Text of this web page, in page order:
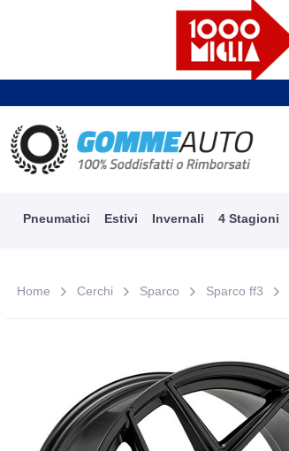
Pneumatici Estivi Invernali 4 Stagioni
Home Cerchi Sparco Sparco ff3